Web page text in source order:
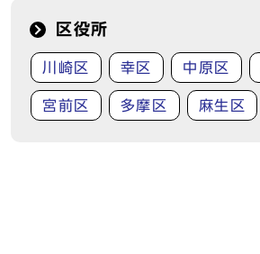
区役所
川崎区 幸区 中原区
宮前区 多摩区 麻生区